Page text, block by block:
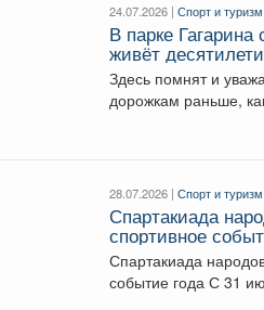
24.07.2026 |Спорт и туризм
В парке Гагарина
живёт
Здесь помнят и
дорожкам раньше,
28.07.2026 |Спорт и туризм
Спартакиада
спортивное
Спартакиада
событие